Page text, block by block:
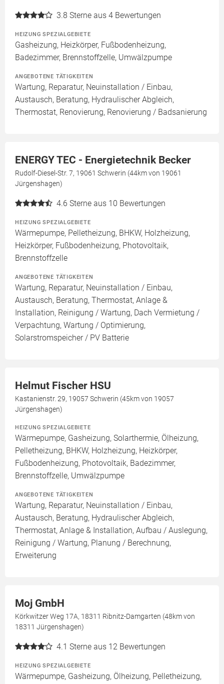
3.8 Sterne aus 4 Bewertungen
HEIZUNG SPEZIALGEBIETE
Gasheizung, Heizkörper, Fußbodenheizung,
Badezimmer, Brennstoffzelle, Umwälzpumpe
ANGEBOTENE TÄTIGKEITEN
Wartung, Reparatur, Neuinstallation / Einbau,
Austausch, Beratung, Hydraulischer Abgleich,
Thermostat, Renovierung, Renovierung / Badsanierung
ENERGY TEC - Energietechnik Becker
Rudolf-Diesel-Str. 7, 19061 Schwerin (44km von 19061
Jürgenshagen)
4.6 Sterne aus 10 Bewertungen
HEIZUNG SPEZIALGEBIETE
Wärmepumpe, Pelletheizung, BHKW, Holzheizung,
Heizkörper, Fußbodenheizung, Photovoltaik,
Brennstoffzelle
ANGEBOTENE TÄTIGKEITEN
Wartung, Reparatur, Neuinstallation / Einbau,
Austausch, Beratung, Thermostat, Anlage &
Installation, Reinigung / Wartung, Dach Vermietung /
Verpachtung, Wartung / Optimierung,
Solarstromspeicher / PV Batterie
Helmut Fischer HSU
Kastanienstr. 29, 19057 Schwerin (45km von 19057
Jürgenshagen)
HEIZUNG SPEZIALGEBIETE
Wärmepumpe, Gasheizung, Solarthermie, Ölheizung,
Pelletheizung, BHKW, Holzheizung, Heizkörper,
Fußbodenheizung, Photovoltaik, Badezimmer,
Brennstoffzelle, Umwälzpumpe
ANGEBOTENE TÄTIGKEITEN
Wartung, Reparatur, Neuinstallation / Einbau,
Austausch, Beratung, Hydraulischer Abgleich,
Thermostat, Anlage & Installation, Aufbau / Auslegung,
Reinigung / Wartung, Planung / Berechnung,
Erweiterung
Moj GmbH
Körkwitzer Weg 17A, 18311 Ribnitz-Damgarten (48km von
18311 Jürgenshagen)
4.1 Sterne aus 12 Bewertungen
HEIZUNG SPEZIALGEBIETE
Wärmepumpe, Gasheizung, Ölheizung, Pelletheizung,